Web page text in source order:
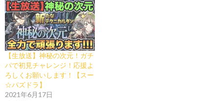
【生放送】神秘の次元！ガチ
パで初見チャレンジ！応援よ
ろしくお願いします！【スー
☆パズドラ】
2021年6月17日